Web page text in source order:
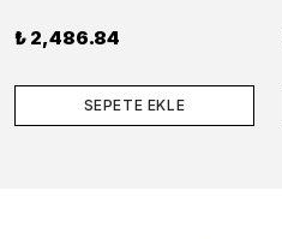
₺ 2,486.84
SEPETE EKLE